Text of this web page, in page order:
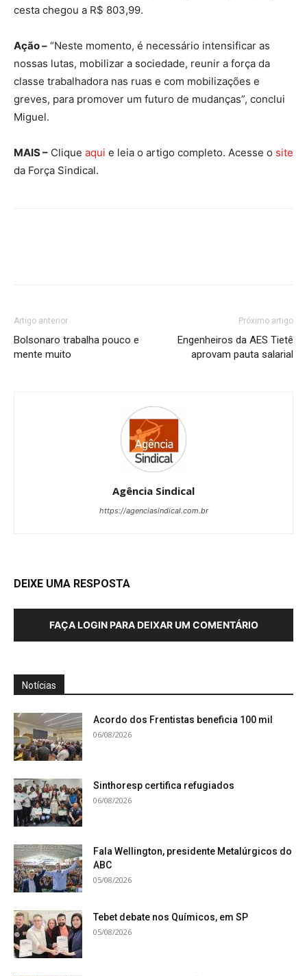
cesta chegou a R$ 803,99.
Ação – “Neste momento, é necessário intensificar as
nossas lutas, mobilizar a sociedade, reunir a força da
classe trabalhadora nas ruas e com mobilizações e
greves, para promover um futuro de mudanças”, conclui
Miguel.
MAIS – Clique aqui e leia o artigo completo. Acesse o site
da Força Sindical.
Artigo anterior
Bolsonaro trabalha pouco e
mente muito
Próximo artigo
Engenheiros da AES Tietê
aprovam pauta salarial
Agência Sindical
https://agenciasindical.com.br
DEIXE UMA RESPOSTA
FAÇA LOGIN PARA DEIXAR UM COMENTÁRIO
Notícias
Acordo dos Frentistas beneficia 100 mil
06/08/2026
Sinthoresp certifica refugiados
06/08/2026
Fala Wellington, presidente Metalúrgicos do
ABC
05/08/2026
Tebet debate nos Químicos, em SP
05/08/2026